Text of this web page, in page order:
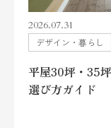
2026.07.31
デザイン・暮らし
平屋30坪・35
選び方ガイド